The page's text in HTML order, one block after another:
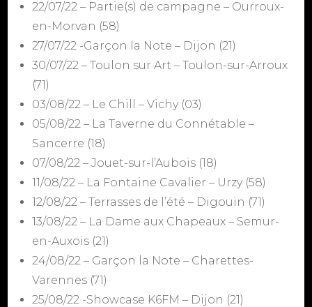
22/07/22 – Partie(s) de campagne – Ourroux-
en-Morvan (58)
27/07/22 -Garçon la Note – Dijon (21)
30/07/22 – Toulon sur Art – Toulon-sur-Arroux
(71)
03/08/22 – Le Chill – Vichy (03)
05/08/22 – La Taverne du Connétable –
Sancerre (18)
07/08/22 – Jouet-sur-l’Aubois (18)
11/08/22 – La Fontaine Cavalier – Urzy (58)
12/08/22 – Terrasses de l’été – Digouin (71)
13/08/22 – La Dame aux Chapeaux – Semur-
en-Auxois (21)
24/08/22 – Garçon la Note – Charettes-
Varennes (71)
25/08/22 -Showcase K6FM – Dijon (21)